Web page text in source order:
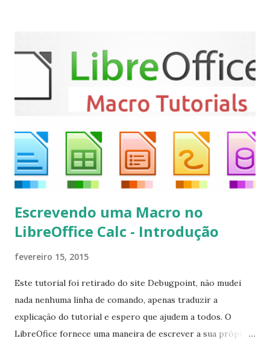
sudo apt-get install kodi Use o comando a seguir para
instalar codecs de áudio e outros complementos,
executando: $ sudo apt-get install --install-suggests
kodi Para remover, execute: $ sudo apt-get remove
Escrevendo uma Macro no
LibreOffice Calc - Introdução
fevereiro 15, 2015
Este tutorial foi retirado do site Debugpoint, não mudei
nada nenhuma linha de comando, apenas traduzir a
explicação do tutorial e espero que ajudem a todos. O
LibreOfice fornece uma maneira de escrever a sua própria